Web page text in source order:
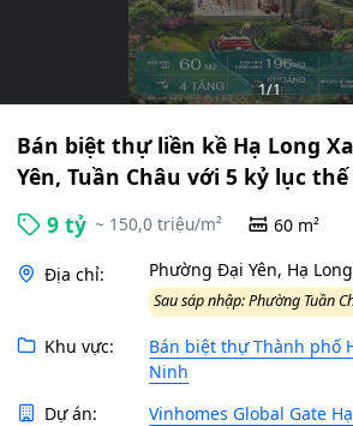
1/1
Bán biệt thự liền kề Hạ Long
Yên, Tuần Châu với 5 kỷ lục
9 tỷ ~ 150,0 triệu/m² 60 m²
Địa chỉ: Phường Đại Yên, Hạ
Sau sáp nhập: Phường Tuần
Khu vực:
Bán biệt thự Thành phố
Ninh
Dự án:
Vinhomes Global Gate